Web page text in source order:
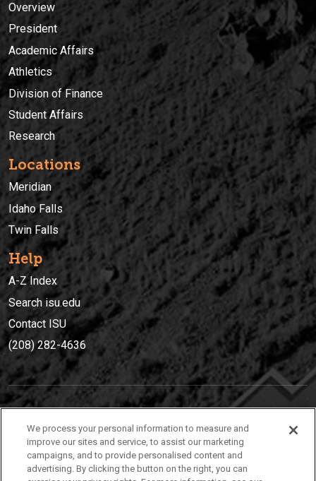
Overview
President
Academic Affairs
Athletics
Division of Finance
Student Affairs
Research
Locations
Meridian
Idaho Falls
Twin Falls
Help
A-Z Index
Search isu.edu
Contact ISU
(208) 282-4636
(208) 282-4636
921 South 8th Avenue | Pocatello, Idaho, 83209
We process your personal information to measure and
improve our sites and service, to assist our marketing
campaigns, and to provide personalised content and
advertising. By clicking the button on the right, you can